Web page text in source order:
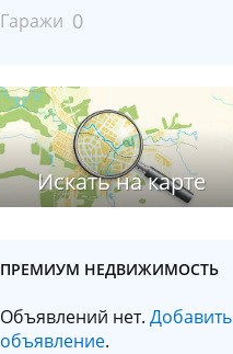
Гаражи 0
ПРЕМИУМ НЕДВИЖИМОСТЬ
Объявлений нет. Добавить
объявление.